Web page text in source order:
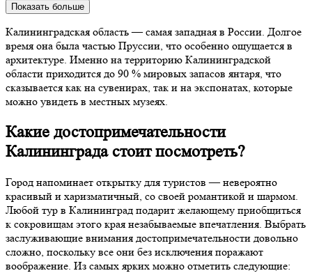
Показать больше
Калининградская область — самая западная в России. Долгое
время она была частью Пруссии, что особенно ощущается в
архитектуре. Именно на территорию Калининградской
области приходится до 90 % мировых запасов янтаря, что
сказывается как на сувенирах, так и на экспонатах, которые
можно увидеть в местных музеях.
Какие достопримечательности
Калининграда стоит посмотреть?
Город напоминает открытку для туристов — невероятно
красивый и харизматичный, со своей романтикой и шармом.
Любой тур в Калининград подарит желающему приобщиться
к сокровищам этого края незабываемые впечатления. Выбрать
заслуживающие внимания достопримечательности довольно
сложно, поскольку все они без исключения поражают
воображение. Из самых ярких можно отметить следующие: